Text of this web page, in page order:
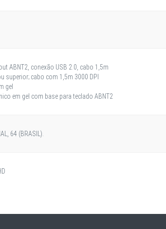
ABNT2, conexão USB 2.0, cabo 1,5m
superior; cabo com 1,5m 3000 DPI
gel
em gel com base para teclado ABNT2
64 (BRASIL).